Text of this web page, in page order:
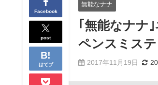
Facebook
post
はてブ
無能なナナ
｢無能なナナ
ペンスミステ
2017年11月19日